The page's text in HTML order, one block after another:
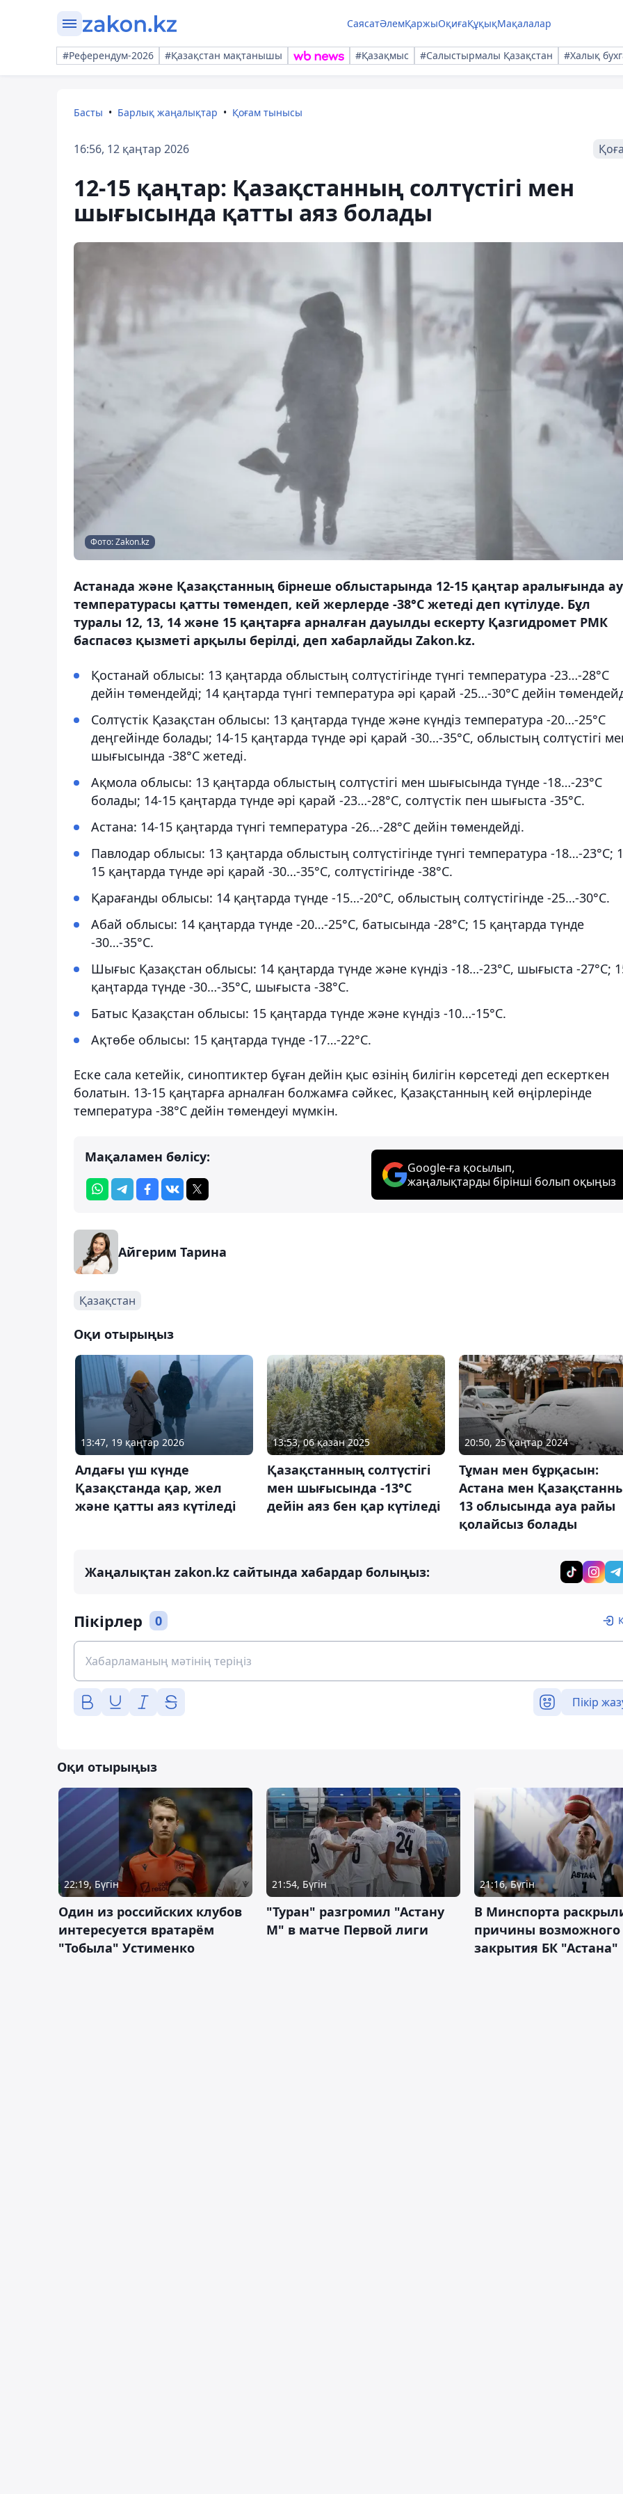
СаясатӘлемҚаржыОқиғаҚұқықМақалалар
#Референдум-2026 #Қазақстан мақтанышы #Қазақмыс #Салыстырмалы Қазақстан #Халық
Басты Барлық жаңалықтар Қоғам тынысы
16:56, 12 қаңтар 2026
12-15 қаңтар: Қазақстанның солтүстігі мен
шығысында қатты аяз болады
Фото: Zakon.kz
Астанада және Қазақстанның бірнеше облыстарында 12-15 қаңтар аралығында
температурасы қатты төмендеп, кей жерлерде -38°С жетеді деп күтілуде. Бұл
туралы 12, 13, 14 және 15 қаңтарға арналған дауылды ескерту Қазгидромет РМК
баспасөз қызметі арқылы берілді, деп хабарлайды Zakon.kz.
Қостанай облысы: 13 қаңтарда облыстың солтүстігінде түнгі температура -23…-28°С
дейін төмендейді; 14 қаңтарда түнгі температура әрі қарай -25…-30°С дейін
Солтүстік Қазақстан облысы: 13 қаңтарда түнде және күндіз температура -20…-25°С
деңгейінде болады; 14-15 қаңтарда түнде әрі қарай -30…-35°С, облыстың солтүстігі
шығысында -38°С жетеді.
Ақмола облысы: 13 қаңтарда облыстың солтүстігі мен шығысында түнде -18…-23°С
болады; 14-15 қаңтарда түнде әрі қарай -23…-28°С, солтүстік пен шығыста -35°С.
Астана: 14-15 қаңтарда түнгі температура -26…-28°С дейін төмендейді.
Павлодар облысы: 13 қаңтарда облыстың солтүстігінде түнгі температура -18…-23°С;
15 қаңтарда түнде әрі қарай -30…-35°С, солтүстігінде -38°С.
Қарағанды облысы: 14 қаңтарда түнде -15…-20°С, облыстың солтүстігінде -25…-30°С.
Абай облысы: 14 қаңтарда түнде -20…-25°С, батысында -28°С; 15 қаңтарда түнде
-30…-35°С.
Шығыс Қазақстан облысы: 14 қаңтарда түнде және күндіз -18…-23°С, шығыста -27°С;
қаңтарда түнде -30…-35°С, шығыста -38°С.
Батыс Қазақстан облысы: 15 қаңтарда түнде және күндіз -10…-15°С.
Ақтөбе облысы: 15 қаңтарда түнде -17…-22°С.
Еске сала кетейік, синоптиктер бұған дейін қыс өзінің билігін көрсетеді деп ескерткен
болатын. 13-15 қаңтарға арналған болжамға сәйкес, Қазақстанның кей өңірлерінде
температура -38°С дейін төмендеуі мүмкін.
Мақаламен бөлісу:
Google-ға қосылып,
жаңалықтарды бірінші болып оқыңыз
Айгерим Тарина
Қазақстан
Оқи отырыңыз
13:47, 19 қаңтар 2026
Алдағы үш күнде
Қазақстанда қар, жел
және қатты аяз күтіледі
13:53, 06 қазан 2025
Қазақстанның солтүстігі
мен шығысында -13°С
дейін аяз бен қар күтіледі
20:50, 25 қаңтар 2024
Тұман мен бұрқасын:
Астана мен
13 облысында ауа райы
қолайсыз болады
Жаңалықтан zakon.kz сайтында хабардар болыңыз:
Пікірлер 0
Пікір
Оқи отырыңыз
22:19, Бүгін
Один из российских клубов
интересуется вратарём
"Тобыла" Устименко
21:54, Бүгін
"Туран" разгромил "Астану
М" в матче Первой лиги
21:16, Бүгін
В Минспорта
причины возможного
закрытия БК "Астана"